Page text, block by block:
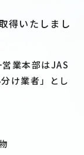
得いたしまし
業本部はJAS
け業者」とし